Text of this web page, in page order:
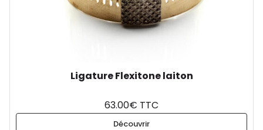
Ligature Flexitone laiton
63.00€ TTC
Découvrir